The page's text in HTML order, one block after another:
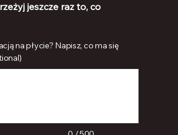
jeszcze raz to, co
na płycie? Napisz, co ma się